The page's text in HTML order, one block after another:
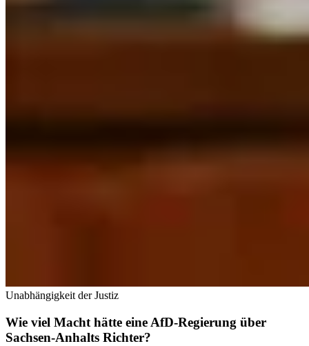
Unabhängigkeit der Justiz
Wie viel Macht hätte eine AfD-Regierung über
Sachsen-Anhalts Richter?